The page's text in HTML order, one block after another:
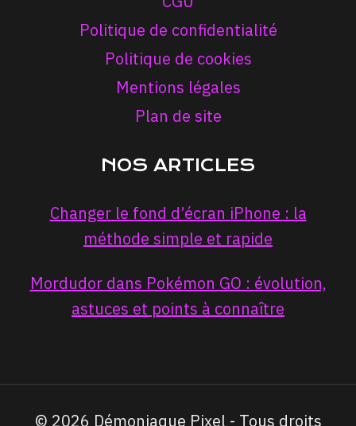
Politique de confidentialité
Politique de cookies
Mentions légales
Plan de site
NOS ARTICLES
Changer le fond d’écran iPhone : la
méthode simple et rapide
Mordudor dans Pokémon GO : évolution,
astuces et points à connaître
© 2026 Démoniaque Pixel - Tous droits